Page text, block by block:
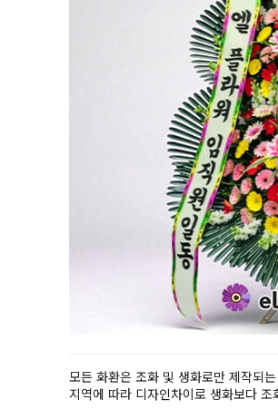
모든 화환은 조화 및 생화로만 제작되는
지역에 따라 디자인차이로 생화보다